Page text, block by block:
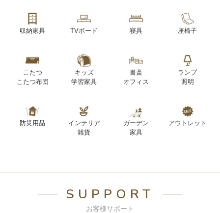
収納家具 TVボード 寝具 座椅子
こたつ
こたつ布団
キッズ
学習家具
書斎
オフィス
ランプ
照明
防災用品
インテリア
雑貨
ガーデン
家具
アウトレット
SUPPORT
お客様サポート